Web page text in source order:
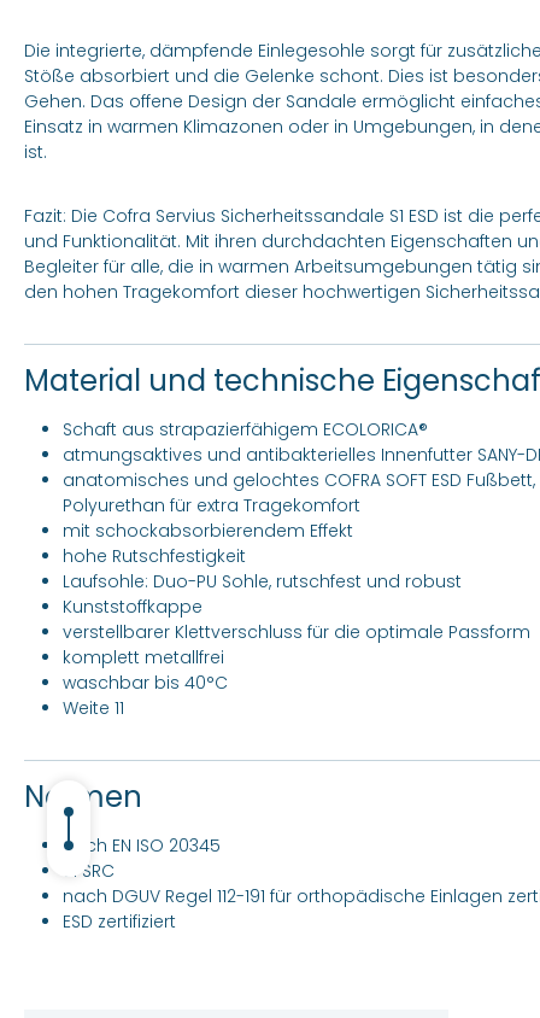
Die integrierte, dämpfende Einlegesohle sorgt für
Stöße absorbiert und die Gelenke schont. Dies ist
Gehen. Das offene Design der Sandale ermöglicht
Einsatz in warmen Klimazonen oder in Umgebungen, in
ist.
Fazit: Die Cofra Servius Sicherheitssandale S1 ESD ist die
und Funktionalität. Mit ihren durchdachten Eigenschaften
Begleiter für alle, die in warmen Arbeitsumgebungen tätig
den hohen Tragekomfort dieser hochwertigen
Material und technische
Schaft aus strapazierfähigem ECOLORICA®
atmungsaktives und antibakterielles Innenfutter SANY-
anatomisches und gelochtes COFRA SOFT ESD
Polyurethan für extra Tragekomfort
mit schockabsorbierendem Effekt
hohe Rutschfestigkeit
Laufsohle: Duo-PU Sohle, rutschfest und robust
Kunststoffkappe
verstellbarer Klettverschluss für die optimale Passform
komplett metallfrei
waschbar bis 40°C
Weite 11
Normen
nach EN ISO 20345
S1 SRC
nach DGUV Regel 112-191 für orthopädische Einlagen
ESD zertifiziert